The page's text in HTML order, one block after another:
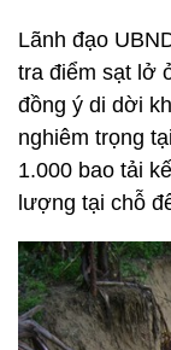
Lãnh đạo
tra điểm sạt lở
đồng ý di dời
nghiêm trọng
1.000 bao tải
lượng tại chỗ